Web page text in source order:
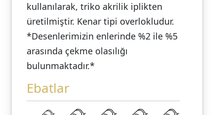
kullanılarak, triko akrilik iplikten
üretilmiştir. Kenar tipi overlokludur.
*Desenlerimizin enlerinde %2 ile %5
arasında çekme olasılığı
bulunmaktadır.*
Ebatlar